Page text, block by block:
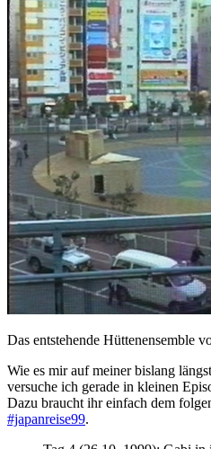
Das entstehende Hüttenensemble
Wie es mir auf meiner bislang
versuche ich gerade in kleinen
Dazu braucht ihr einfach dem
#japanreise99.